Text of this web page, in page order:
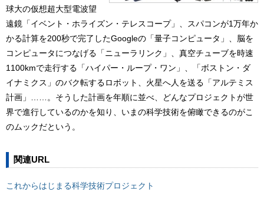
球大の仮想超大型電波望
遠鏡「イベント・ホライズン・テレスコープ」、スパコンが1万年か
かる計算を200秒で完了したGoogleの「量子コンピュータ」、脳を
コンピュータにつなげる「ニューラリンク」、真空チューブを時速
1100kmで走行する「ハイパー・ループ・ワン」、「ボストン・ダ
イナミクス」のバク転するロボット、火星へ人を送る「アルテミス
計画」……。そうした計画を年順に並べ、どんなプロジェクトが世
界で進行しているのかを知り、いまの科学技術を俯瞰できるのがこ
のムックだという。
関連URL
これからはじまる科学技術プロジェクト